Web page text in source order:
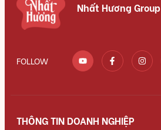
Nhất Hương Group
FOLLOW
THÔNG TIN DOANH NGHIỆP